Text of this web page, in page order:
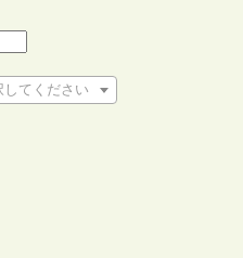
てください
い